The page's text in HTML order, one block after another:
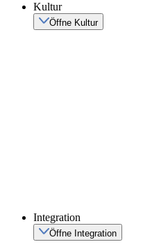
Kultur
Öffne Kultur
Integration
Öffne Integration